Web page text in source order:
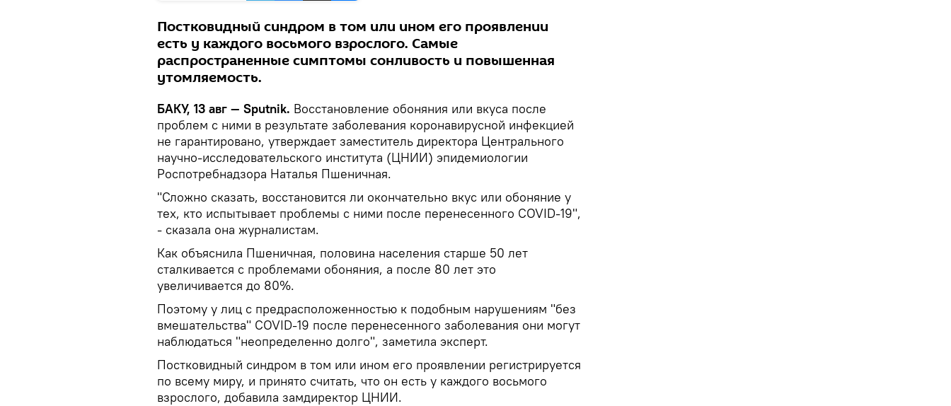
Постковидный синдром в том или ином его проявлении
есть у каждого восьмого взрослого. Самые
распространенные симптомы сонливость и повышенная
утомляемость.
БАКУ, 13 авг — Sputnik. Восстановление обоняния или вкуса после
проблем с ними в результате заболевания коронавирусной инфекцией
не гарантировано, утверждает заместитель директора Центрального
научно-исследовательского института (ЦНИИ) эпидемиологии
Роспотребнадзора Наталья Пшеничная.
"Сложно сказать, восстановится ли окончательно вкус или обоняние у
тех, кто испытывает проблемы с ними после перенесенного COVID-19",
- сказала она журналистам.
Как объяснила Пшеничная, половина населения старше 50 лет
сталкивается с проблемами обоняния, а после 80 лет это
увеличивается до 80%.
Поэтому у лиц с предрасположенностью к подобным нарушениям "без
вмешательства" COVID-19 после перенесенного заболевания они могут
наблюдаться "неопределенно долго", заметила эксперт.
Постковидный синдром в том или ином его проявлении регистрируется
по всему миру, и принято считать, что он есть у каждого восьмого
взрослого, добавила замдиректор ЦНИИ.